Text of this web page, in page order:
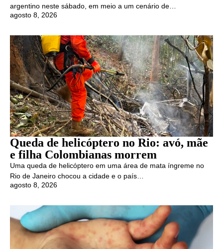
argentino neste sábado, em meio a um cenário de…
agosto 8, 2026
Queda de helicóptero no Rio: avó, mãe
e filha Colombianas morrem
Uma queda de helicóptero em uma área de mata íngreme no
Rio de Janeiro chocou a cidade e o país…
agosto 8, 2026